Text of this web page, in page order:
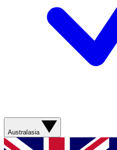
Australasia